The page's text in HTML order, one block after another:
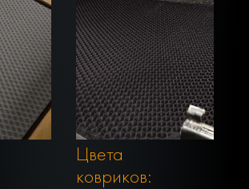
Цвета
ковриков: